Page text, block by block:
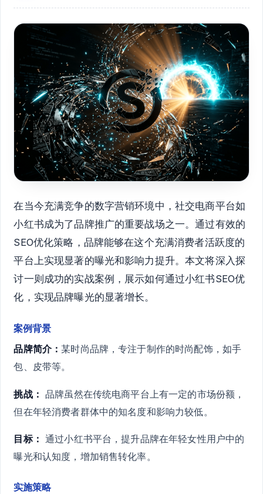
在当今充满竞争的数字营销环境中，社交电商平台如
小红书成为了品牌推广的重要战场之一。通过有效的
SEO优化策略，品牌能够在这个充满消费者活跃度的
平台上实现显著的曝光和影响力提升。本文将深入探
讨一则成功的实战案例，展示如何通过小红书SEO优
化，实现品牌曝光的显著增长。
案例背景
品牌简介：某时尚品牌，专注于制作的时尚配饰，如手
包、皮带等。
挑战： 品牌虽然在传统电商平台上有一定的市场份额，
但在年轻消费者群体中的知名度和影响力较低。
目标： 通过小红书平台，提升品牌在年轻女性用户中的
曝光和认知度，增加销售转化率。
实施策略